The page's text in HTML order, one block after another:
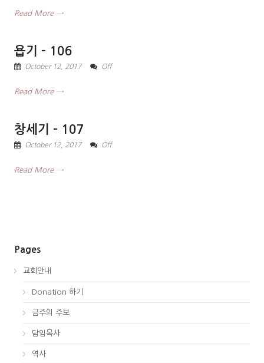
Read More →
욥기 – 106
October 12, 2017 Off
Read More →
창세기 – 107
October 12, 2017 Off
Read More →
Pages
교회안내
Donation 하기
금주의 주보
담임목사
역사